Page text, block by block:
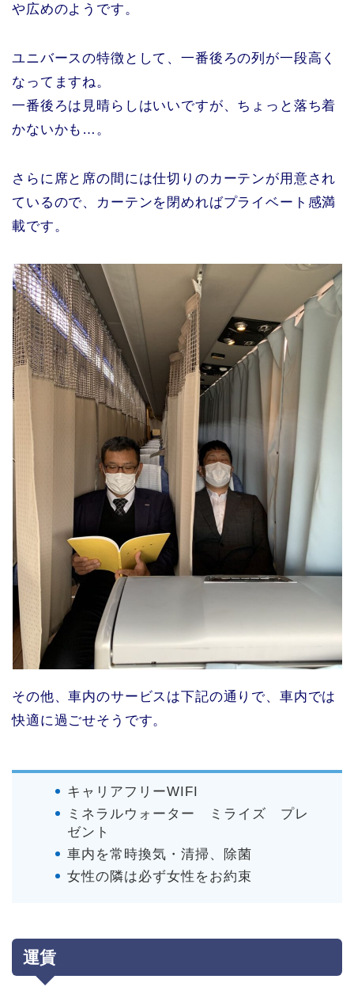
や広めのようです。
ユニバースの特徴として、一番後ろの列が一段高く
なってますね。
一番後ろは見晴らしはいいですが、ちょっと落ち着
かないかも…。
さらに席と席の間には仕切りのカーテンが用意され
ているので、カーテンを閉めればプライベート感満
載です。
その他、車内のサービスは下記の通りで、車内では
快適に過ごせそうです。
キャリアフリーWIFI
ミネラルウォーター ミライズ プレ
ゼント
車内を常時換気・清掃、除菌
女性の隣は必ず女性をお約束
運賃